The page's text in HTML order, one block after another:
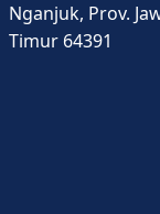
Nganjuk, Prov.
Timur 64391